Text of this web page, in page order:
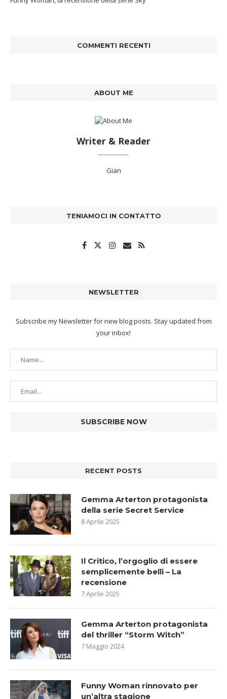
COMMENTI RECENTI
ABOUT ME
Writer & Reader
Gian
TENIAMOCI IN CONTATTO
NEWSLETTER
Subscribe my Newsletter for new blog posts. Stay updated from
your inbox!
RECENT POSTS
Gemma Arterton protagonista
della serie Secret Service
8 Aprile 2025
Il Critico, l’orgoglio di essere
semplicemente belli – La
recensione
7 Aprile 2025
Gemma Arterton protagonista
del thriller “Storm Witch”
7 Maggio 2024
Funny Woman rinnovato per
un’altra stagione